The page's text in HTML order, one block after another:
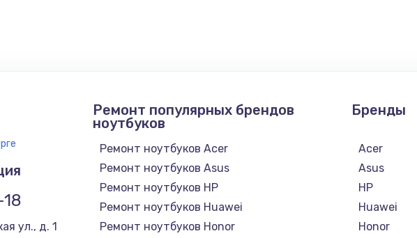
ул., д. 1
Ремонт популярных брендов
ноутбуков
Ремонт ноутбуков Acer
Ремонт ноутбуков Asus
Ремонт ноутбуков HP
Ремонт ноутбуков Huawei
Ремонт ноутбуков Honor
Бренды
Acer
Asus
HP
Huawei
Honor